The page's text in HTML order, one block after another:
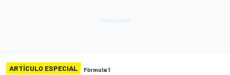
ARTÍCULO ESPECIAL Fórmula 1